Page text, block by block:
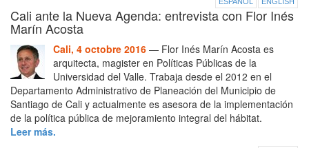
Cali ante la Nueva Agenda: entrevista con Flor Inés
Marín Acosta
Cali, 4 octobre 2016 — Flor Inés Marín Acosta es
arquitecta, magister en Políticas Públicas de la
Universidad del Valle. Trabaja desde el 2012 en el
Departamento Administrativo de Planeación del Municipio de
Santiago de Cali y actualmente es asesora de la implementación
de la política pública de mejoramiento integral del hábitat.
Leer más.